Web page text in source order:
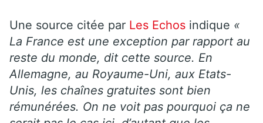
Une source citée par Les Echos indique «
La France est une exception par rapport au
reste du monde, dit cette source. En
Allemagne, au Royaume-Uni, aux Etats-
Unis, les chaînes gratuites sont bien
rémunérées. On ne voit pas pourquoi ça ne